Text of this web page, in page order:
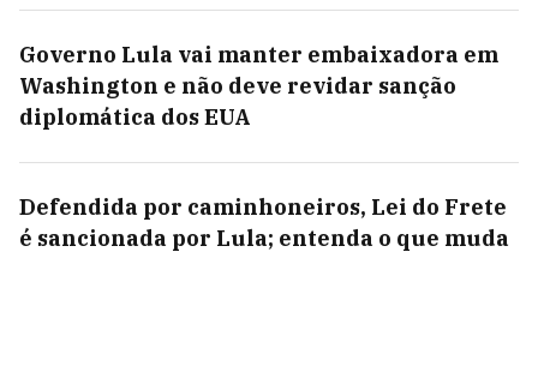
Governo Lula vai manter embaixadora em
Washington e não deve revidar sanção
diplomática dos EUA
Defendida por caminhoneiros, Lei do Frete
é sancionada por Lula; entenda o que muda